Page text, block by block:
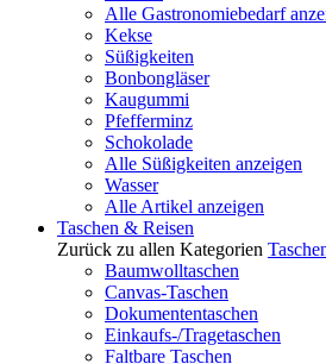
Alle Gastronomiebedarf
Kekse
Süßigkeiten
Bonbongläser
Kaugummi
Pfefferminz
Schokolade
Alle Süßigkeiten anzeigen
Wasser
Alle Artikel anzeigen
Taschen & Reisen
Zurück zu allen Kategorien
Baumwolltaschen
Canvas-Taschen
Dokumententaschen
Einkaufs-/Tragetaschen
Faltbare Taschen